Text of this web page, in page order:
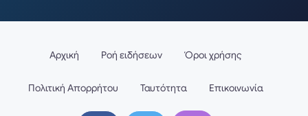
Αρχική Ροή ειδήσεων Όροι χρήσης
Πολιτική Απορρήτου Ταυτότητα Επικοινωνία